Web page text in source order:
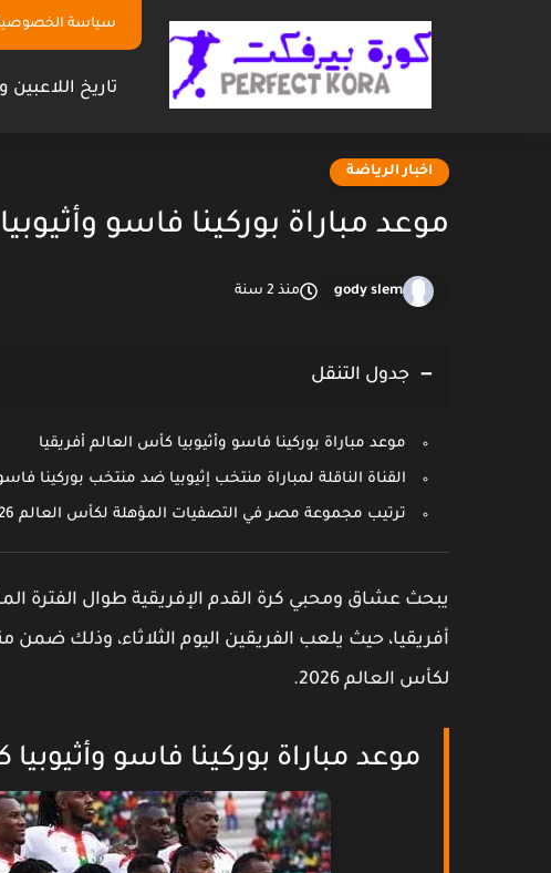
سياسة
تاريخ اللاعبين
اخبار الرياضة
موعد مباراة بوركينا فاسو
gody slem منذ 2 سنة
جدول التنقل
موعد مباراة بوركينا فاسو وأثيوبيا كأس العالم أفريقيا
القناة الناقلة لمباراة منتخب إثيوبيا ضد منتخب بوركينا
ترتيب مجموعة مصر في التصفيات المؤهلة لكأس العالم 2026
يبحث عشاق ومحبي كرة القدم الإفريقية طوال الفترة
أفريقيا، حيث يلعب الفريقين اليوم الثلاثاء، وذلك ضمن
لكأس العالم 2026.
موعد مباراة بوركينا فاسو وأثيوبيا